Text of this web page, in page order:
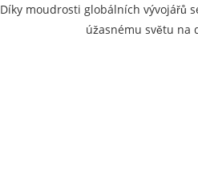
Díky moudrosti globálních vývojářů
úžasnému světu na